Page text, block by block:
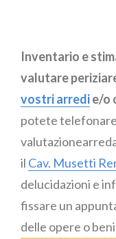
Inventario e
valutare
vostri arredie/o
potete
il Cav. Musetti
delucidazioni e
fissare un
delle opere o